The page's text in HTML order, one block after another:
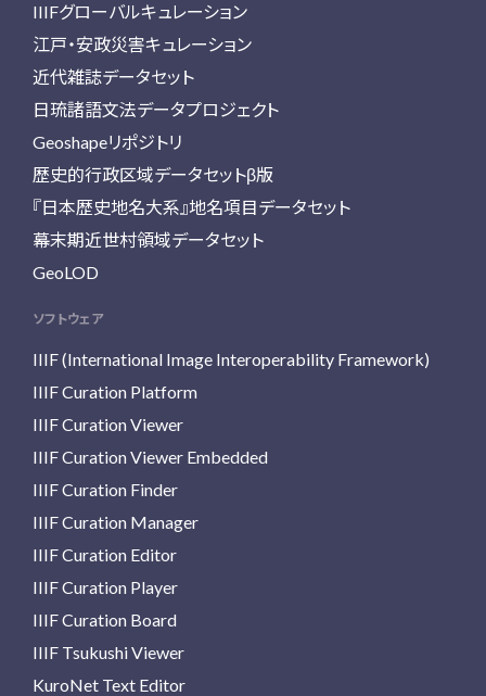
IIIFグローバルキュレーション
江戸・安政災害キュレーション
近代雑誌データセット
日琉諸語文法データプロジェクト
Geoshapeリポジトリ
歴史的行政区域データセットβ版
『日本歴史地名大系』地名項目データセット
幕末期近世村領域データセット
GeoLOD
ソフトウェア
IIIF (International Image Interoperability Framework)
IIIF Curation Platform
IIIF Curation Viewer
IIIF Curation Viewer Embedded
IIIF Curation Finder
IIIF Curation Manager
IIIF Curation Editor
IIIF Curation Player
IIIF Curation Board
IIIF Tsukushi Viewer
KuroNet Text Editor